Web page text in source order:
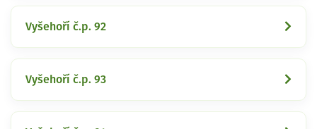
Vyšehoří č.p. 92
Vyšehoří č.p. 93